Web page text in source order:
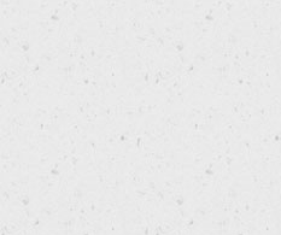
articles